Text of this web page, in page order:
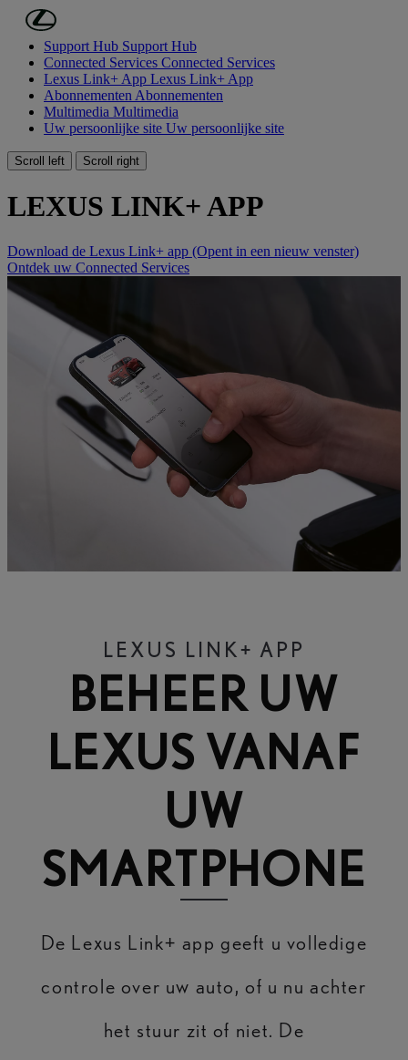
Ga naar de hoofdinhoud
Support Hub Support Hub
Connected Services Connected Services
Lexus Link+ App Lexus Link+ App
Abonnementen Abonnementen
Multimedia Multimedia
Uw persoonlijke site Uw persoonlijke site
Scroll left Scroll right
LEXUS LINK+ APP
Download de Lexus Link+ app (Opent in een nieuw venster)
Ontdek uw Connected Services
LEXUS LINK+ APP
BEHEER UW
LEXUS VANAF
UW
SMARTPHONE
De Lexus Link+ app geeft u volledige
controle over uw auto, of u nu achter
het stuur zit of niet. De